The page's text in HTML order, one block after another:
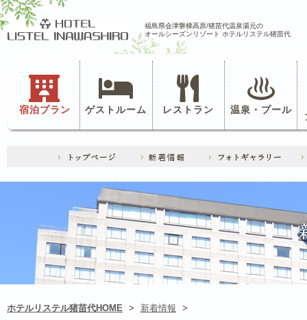
福島県会津磐梯高原/猪苗代温泉湯元の
オールシーズンリゾート ホテルリステル猪苗代
宿泊プラン ゲストルーム レストラン 温泉・プール
ホテルリステル猪苗代HOME > 新着情報 >